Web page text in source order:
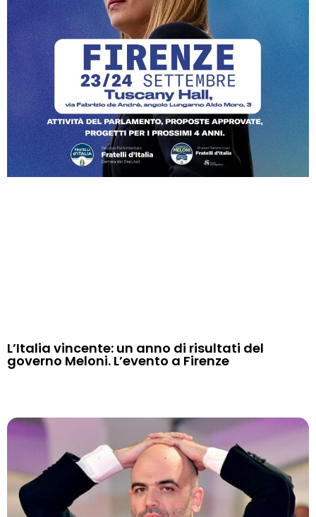
L’Italia vincente: un anno di risultati del
governo Meloni. L’evento a Firenze